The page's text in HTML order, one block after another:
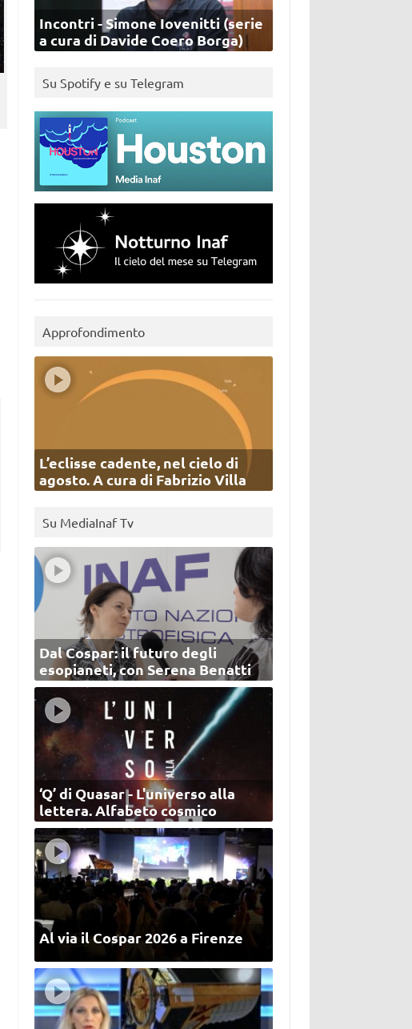
Incontri - Simone Iovenitti (serie
a cura di Davide Coero Borga)
Su Spotify e su Telegram
Approfondimento
L’eclisse cadente, nel cielo di
agosto. A cura di Fabrizio Villa
Su MediaInaf Tv
Dal Cospar: il futuro degli
esopianeti, con Serena Benatti
‘Q’ di Quasar - L'universo alla
lettera. Alfabeto cosmico
Al via il Cospar 2026 a Firenze